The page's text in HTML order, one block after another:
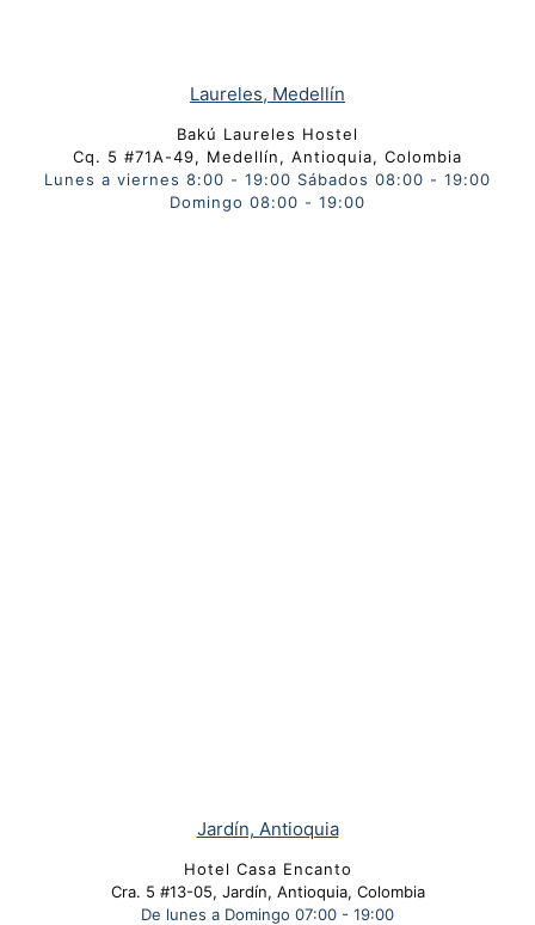
Laureles, Medellín
Bakú Laureles Hostel
Cq. 5 #71A-49, Medellín, Antioquia, Colombia
Lunes a viernes 8:00 - 19:00 Sábados 08:00 - 19:00
Domingo 08:00 - 19:00
Jardín, Antioquia
Hotel Casa Encanto
Cra. 5 #13-05, Jardín, Antioquia, Colombia
De lunes a Domingo 07:00 - 19:00